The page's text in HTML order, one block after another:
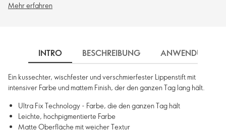
Mehr erfahren
INTRO BESCHREIBUNG ANWENDUNG
Ein kussechter, wischfester und verschmierfester Lippenstift mit
intensiver Farbe und mattem Finish, der den ganzen Tag lang hält.
Ultra Fix Technology - Farbe, die den ganzen Tag hält
Leichte, hochpigmentierte Farbe
Matte Oberfläche mit weicher Textur